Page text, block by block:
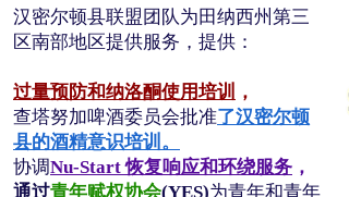
汉密尔顿县联盟 团队为田纳西州第三
区南部地区提供服务，提供：
过量预防和纳洛酮使用培训 ，
查塔努加啤酒委员会批准了汉密尔顿
县的酒精意识培训。
协调Nu-Start 恢复响应和环绕服务 ，
通过青年赋权协会(YES)为青年和青年